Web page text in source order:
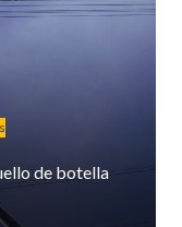
de botella